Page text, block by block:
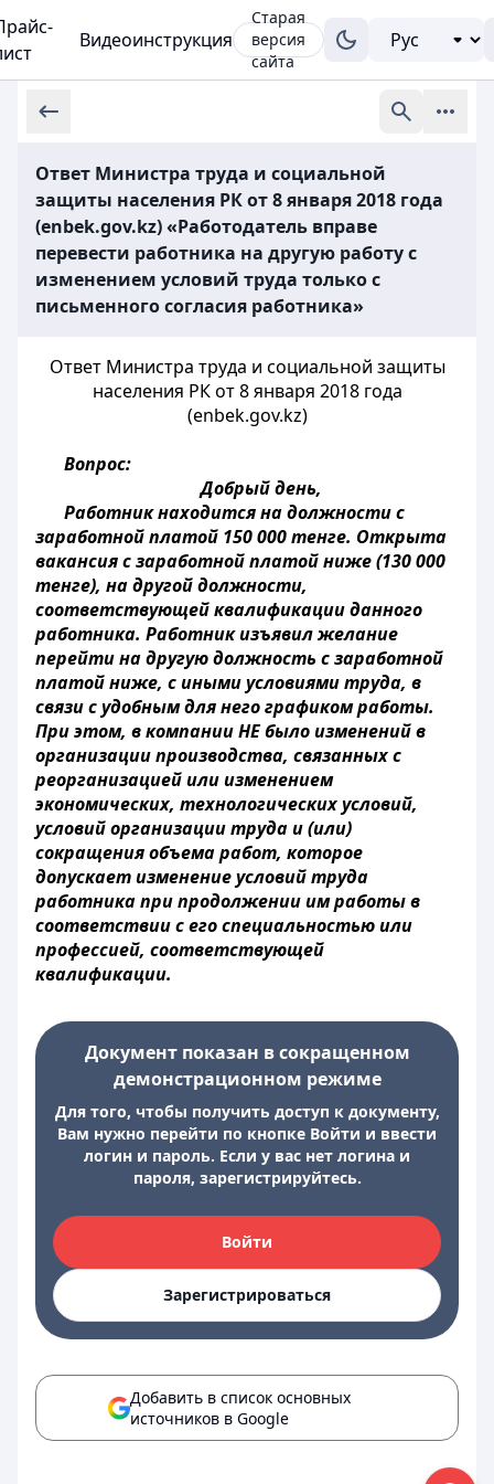
Видеоинструкция
Старая
версия
сайта
Ответ Министра труда и социальной
защиты населения РК от 8 января 2018 года
(enbek.gov.kz) «Работодатель вправе
перевести работника на другую работу с
изменением условий труда только с
письменного согласия работника»
Ответ Министра труда и социальной защиты
населения РК от 8 января 2018 года
(enbek.gov.kz)
Вопрос:
Добрый день,
Работник находится на должности с
заработной платой 150 000 тенге. Открыта
вакансия с заработной платой ниже (130 000
тенге), на другой должности,
соответствующей квалификации данного
работника. Работник изъявил желание
перейти на другую должность с заработной
платой ниже, с иными условиями труда, в
связи с удобным для него графиком работы.
При этом, в компании НЕ было изменений в
организации производства, связанных с
реорганизацией или изменением
экономических, технологических условий,
условий организации труда и (или)
сокращения объема работ, которое
допускает изменение условий труда
работника при продолжении им работы в
соответствии с его специальностью или
профессией, соответствующей
квалификации.
Документ показан в сокращенном
демонстрационном режиме
Для того, чтобы получить доступ к документу,
Вам нужно перейти по кнопке Войти и ввести
логин и пароль. Если у вас нет логина и
пароля, зарегистрируйтесь.
Войти
Зарегистрироваться
Добавить в список основных
источников в Google